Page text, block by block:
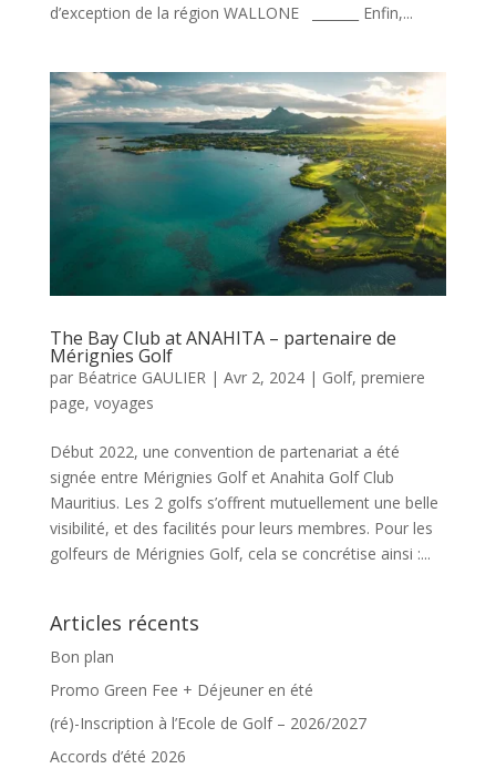
d’exception de la région WALLONE _______ Enfin,...
The Bay Club at ANAHITA – partenaire de
Mérignies Golf
par Béatrice GAULIER| Avr 2, 2024| Golf, premiere
page, voyages
Début 2022, une convention de partenariat a été
signée entre Mérignies Golf et Anahita Golf Club
Mauritius. Les 2 golfs s’offrent mutuellement une belle
visibilité, et des facilités pour leurs membres. Pour les
golfeurs de Mérignies Golf, cela se concrétise ainsi :...
Articles récents
Bon plan
Promo Green Fee + Déjeuner en été
(ré)-Inscription à l’Ecole de Golf – 2026/2027
Accords d’été 2026